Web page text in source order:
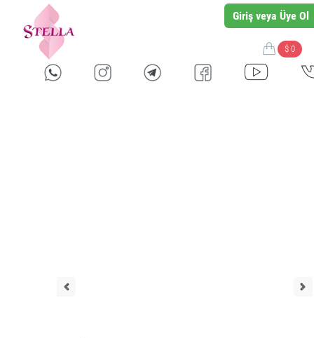
Giriş veya Üye Ol
$ 0